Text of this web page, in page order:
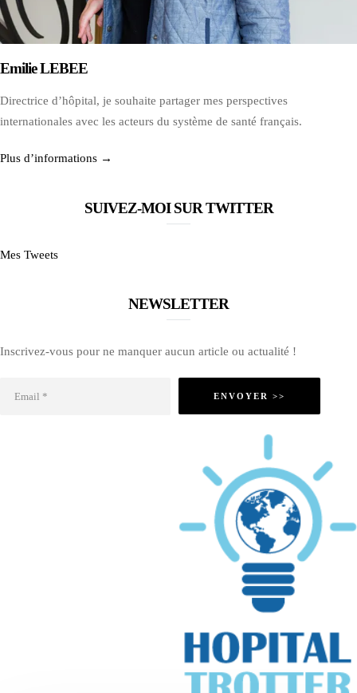
Emilie LEBEE
Directrice d’hôpital, je souhaite partager mes perspectives
internationales avec les acteurs du système de santé français.
Plus d’informations →
SUIVEZ-MOI SUR TWITTER
Mes Tweets
NEWSLETTER
Inscrivez-vous pour ne manquer aucun article ou actualité !